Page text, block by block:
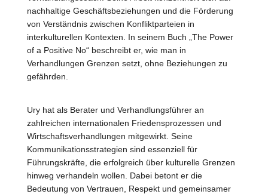
nachhaltige Geschäftsbeziehungen und die Förderung
von Verständnis zwischen Konfliktparteien in
interkulturellen Kontexten. In seinem Buch „The Power
of a Positive No“ beschreibt er, wie man in
Verhandlungen Grenzen setzt, ohne Beziehungen zu
gefährden.
Ury hat als Berater und Verhandlungsführer an
zahlreichen internationalen Friedensprozessen und
Wirtschaftsverhandlungen mitgewirkt. Seine
Kommunikationsstrategien sind essenziell für
Führungskräfte, die erfolgreich über kulturelle Grenzen
hinweg verhandeln wollen. Dabei betont er die
Bedeutung von Vertrauen, Respekt und gemeinsamer